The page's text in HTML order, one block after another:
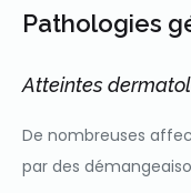
Pathologies
Atteintes
De nombreuses
par des